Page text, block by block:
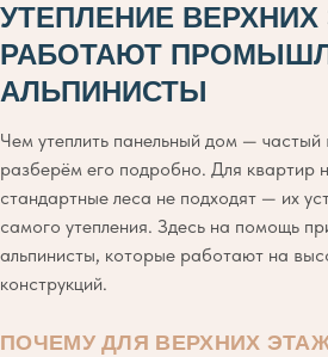
УТЕПЛЕНИЕ
РАБОТАЮТ
АЛЬПИНИСТЫ
Чем утеплить панельный дом —
разберём его подробно. Для квартир
стандартные леса не подходят — их
самого утепления. Здесь на помощь
альпинисты, которые работают на
конструкций.
ПОЧЕМУ ДЛЯ ВЕРХНИХ